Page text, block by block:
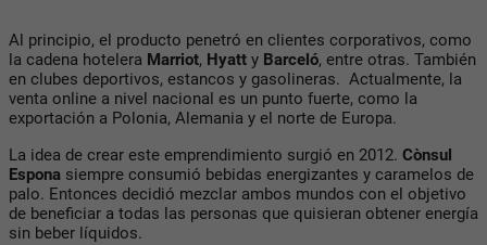
Al principio, el producto penetró en clientes corporativos, como
la cadena hotelera Marriot, Hyatt y Barceló, entre otras. También
en clubes deportivos, estancos y gasolineras. Actualmente, la
venta online a nivel nacional es un punto fuerte, como la
exportación a Polonia, Alemania y el norte de Europa.
La idea de crear este emprendimiento surgió en 2012. Cònsul
Espona siempre consumió bebidas energizantes y caramelos de
palo. Entonces decidió mezclar ambos mundos con el objetivo
de beneficiar a todas las personas que quisieran obtener energía
sin beber líquidos.